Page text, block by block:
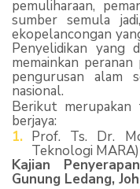
pemuliharaan,
sumber semula
ekopelancongan
Penyelidikan yang
memainkan
pengurusan alam
nasional.
Berikut merupakan
berjaya:
Prof. Ts. Dr.
Teknologi MARA)
Kajian
Gunung Ledang,